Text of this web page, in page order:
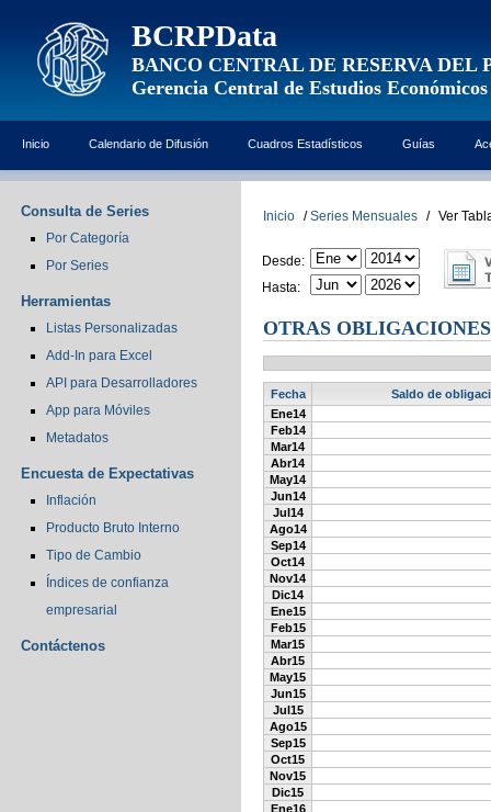
BCRPData
BANCO CENTRAL DE RESERVA DEL
Gerencia Central de Estudios Económicos
Inicio Calendario de Difusión Cuadros Estadísticos Guías
Consulta de Series
Por Categoría
Por Series
Herramientas
Listas Personalizadas
Add-In para Excel
API para Desarrolladores
App para Móviles
Metadatos
Encuesta de Expectativas
Inflación
Producto Bruto Interno
Tipo de Cambio
Índices de confianza
empresarial
Contáctenos
Inicio / Series Mensuales / Ver
Desde:
Hasta:
OTRAS
Fecha
Saldo de
Ene14
Feb14
Mar14
Abr14
May14
Jun14
Jul14
Ago14
Sep14
Oct14
Nov14
Dic14
Ene15
Feb15
Mar15
Abr15
May15
Jun15
Jul15
Ago15
Sep15
Oct15
Nov15
Dic15
Ene16